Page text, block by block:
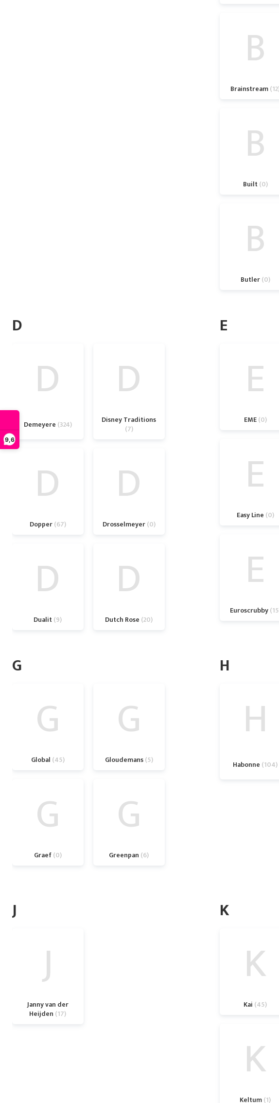
9,6
B
Brainstream 12
B
Built 0
B
Butler 0
D
D
Demeyere 324
D
Disney Traditions
7
D
Dopper 67
D
Drosselmeyer 0
D
Dualit 9
D
Dutch Rose 20
E
E
EME 0
E
Easy Line 0
E
Euroscrubby 15
G
G
Global 45
G
Gloudemans 5
G
Graef 0
G
Greenpan 6
H
H
Habonne 104
J
J
Janny van der
Heijden 17
K
K
Kai 45
K
Keltum 1